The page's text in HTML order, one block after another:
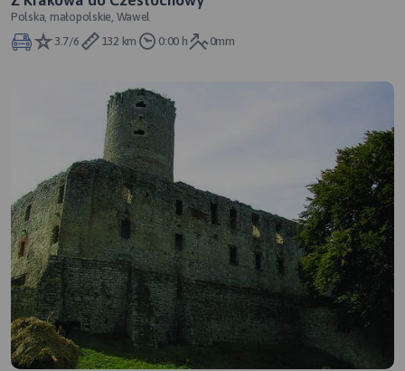
Polska, małopolskie, Wawel
3.7/6
132 km 0:00 h 0mm